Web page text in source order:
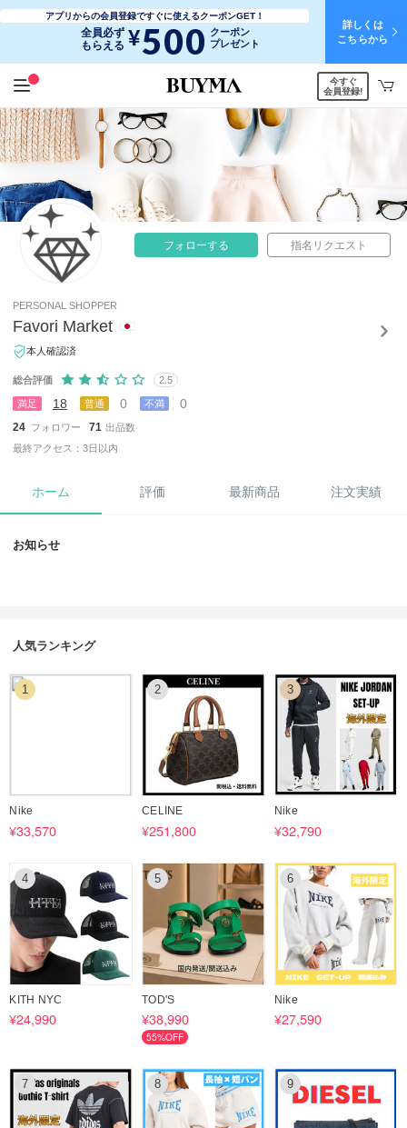
アプリからの会員登録ですぐに使えるクーポンGET！
全員必ず
もらえる ¥500 クーポン
プレゼント
詳しくは
こちらから
今すぐ
会員登録!
フォローする 指名リクエスト
PERSONAL SHOPPER
Favori Market
本人確認済
総合評価 2.5
満足 18 普通 0 不満 0
24 フォロワー 71 出品数
最終アクセス：3日以内
ホーム 評価 最新商品 注文実績
お知らせ
人気ランキング
1
Nike
¥33,570
2
CELINE
¥251,800
3
Nike
¥32,790
4
KITH NYC
¥24,990
5
TOD'S
¥38,990
55%OFF
6
Nike
¥27,590
7 8 9